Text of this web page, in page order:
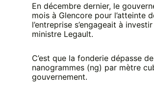
En décembre dernier, le
mois à Glencore pour l’atteinte
l’entreprise s’engageait à
ministre Legault.
C’est que la fonderie dépasse
nanogrammes (ng) par mètre
gouvernement.